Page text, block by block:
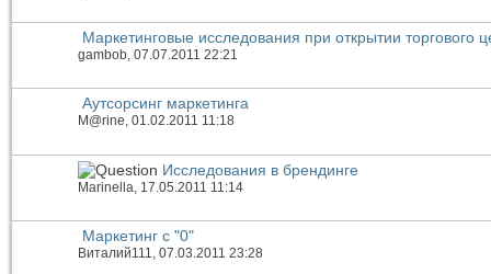
Маркетинговые исследования при открытии торгового
gambob , 07.07.2011 22:21
Аутсорсинг маркетинга
M@rine, 01.02.2011 11:18
Исследования в брендинге
Marinella , 17.05.2011 11:14
Маркетинг с "0"
Виталий111, 07.03.2011 23:28